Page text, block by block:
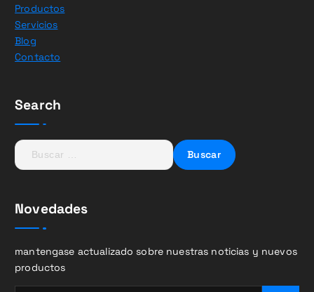
Productos
Servicios
Blog
Contacto
Search
B
u
a
r
Novedades
mantengase actualizado sobre nuestras noticias y nuevos
productos